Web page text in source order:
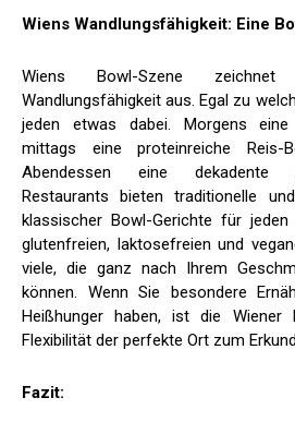
Wiens Wandlungsfähigkeit: Eine
Wiens Bowl-Szene
Wandlungsfähigkeit aus. Egal zu
jeden etwas dabei. Morgens eine
mittags eine proteinreiche
Abendessen eine dekadente
Restaurants bieten traditionelle
klassischer Bowl-Gerichte für jeden
glutenfreien, laktosefreien und
viele, die ganz nach Ihrem
können. Wenn Sie besondere
Heißhunger haben, ist die Wiener
Flexibilität der perfekte Ort zum
Fazit: